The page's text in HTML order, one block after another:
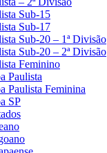
Sub-15
Sub-17
Sub-20 – 1ª Divisão
Sub-20 – 2ª Divisão
Feminino
Paulista
Paulista Feminina
SP